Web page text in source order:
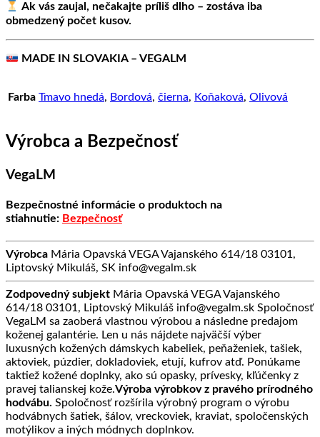
Ak vás zaujal, nečakajte príliš dlho – zostáva iba
obmedzený počet kusov.
MADE IN SLOVAKIA – VEGALM
Farba Tmavo hnedá, Bordová, čierna, Koňaková, Olivová
Výrobca a Bezpečnosť
VegaLM
Bezpečnostné informácie o produktoch na
stiahnutie: Bezpečnosť
Výrobca Mária Opavská VEGA Vajanského 614/18 03101,
Liptovský Mikuláš, SK info@vegalm.sk
Zodpovedný subjekt Mária Opavská VEGA Vajanského
614/18 03101, Liptovský Mikuláš info@vegalm.sk Spoločnosť
VegaLM sa zaoberá vlastnou výrobou a následne predajom
koženej galantérie. Len u nás nájdete najväčší výber
luxusných kožených dámskych kabeliek, peňaženiek, tašiek,
aktoviek, púzdier, dokladoviek, etují, kufrov atď. Ponúkame
taktiež kožené doplnky, ako sú opasky, prívesky, kľúčenky z
pravej talianskej kože.Výroba výrobkov z pravého prírodného
hodvábu. Spoločnosť rozšírila výrobný program o výrobu
hodvábnych šatiek, šálov, vreckoviek, kraviat, spoločenských
motýlikov a iných módnych doplnkov.